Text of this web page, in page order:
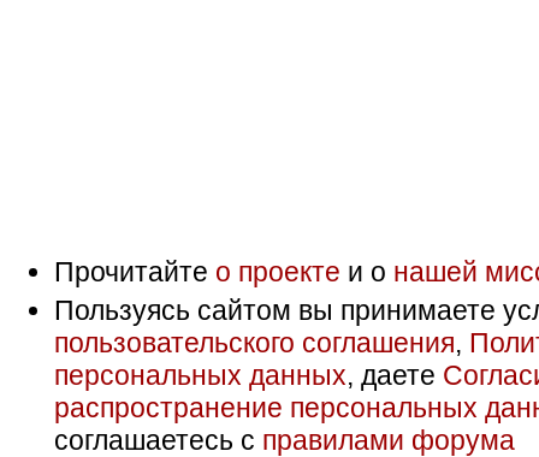
Прочитайте о проекте и о нашей
Пользуясь сайтом вы принимаете
пользовательского соглашения,
персональных данных, даете
распространение персональных
соглашаетесь с правилами форума